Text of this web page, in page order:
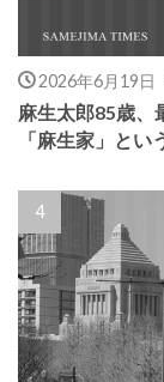
2026年6月19日
麻生太郎85歳
「麻生家」とい